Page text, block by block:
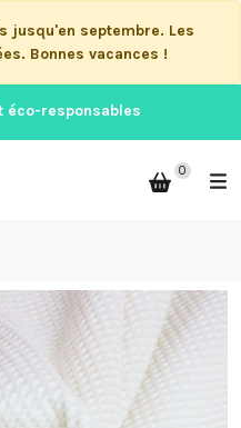
jusqu'en septembre. Les
Bonnes vacances !
éco-responsables
0